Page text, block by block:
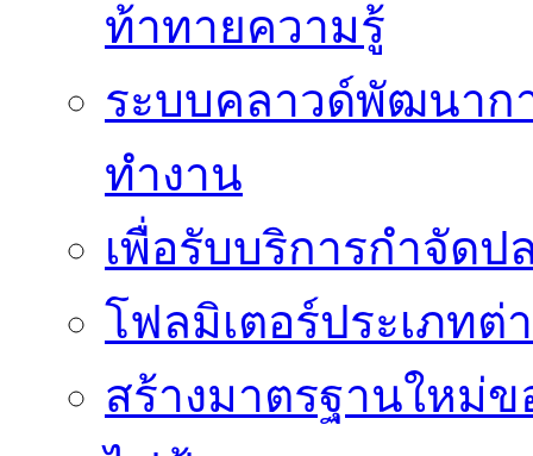
ท้าทายความรู้
ระบบคลาวด์พัฒนาก
ทำงาน
เพื่อรับบริการกำจัด
โฟลมิเตอร์ประเภทต่
สร้างมาตรฐานใหม่ข